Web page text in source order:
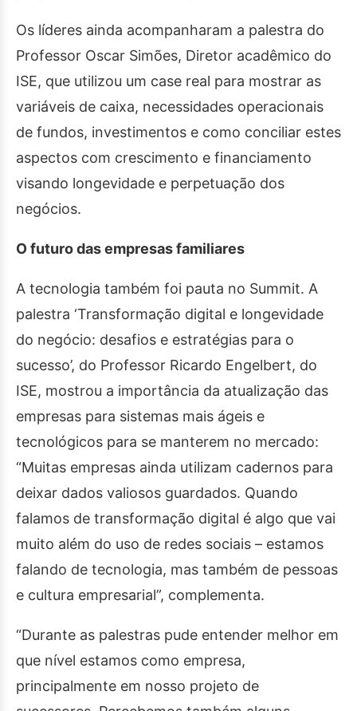
Os líderes ainda acompanharam a palestra do
Professor Oscar Simões, Diretor acadêmico do
ISE, que utilizou um case real para mostrar as
variáveis de caixa, necessidades operacionais
de fundos, investimentos e como conciliar estes
aspectos com crescimento e financiamento
visando longevidade e perpetuação dos
negócios.
O futuro das empresas familiares
A tecnologia também foi pauta no Summit. A
palestra ‘Transformação digital e longevidade
do negócio: desafios e estratégias para o
sucesso’, do Professor Ricardo Engelbert, do
ISE, mostrou a importância da atualização das
empresas para sistemas mais ágeis e
tecnológicos para se manterem no mercado:
“Muitas empresas ainda utilizam cadernos para
deixar dados valiosos guardados. Quando
falamos de transformação digital é algo que vai
muito além do uso de redes sociais – estamos
falando de tecnologia, mas também de pessoas
e cultura empresarial”, complementa.
“Durante as palestras pude entender melhor em
que nível estamos como empresa,
principalmente em nosso projeto de